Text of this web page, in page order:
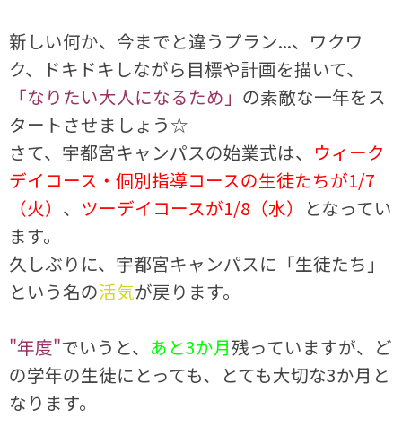
新しい何か、今までと違うプラン...、ワクワ
ク、ドキドキしながら目標や計画を描いて、
「なりたい大人になるため」 の素敵な一年をス
タートさせましょう☆
さて、宇都宮キャンパスの始業式は、 ウィーク
デイコース・個別指導コースの生徒たちが1/7
（火） 、 ツーデイコースが1/8（水）
となってい
ます。
久しぶりに、宇都宮キャンパスに「生徒たち」
という名の活気が戻ります。
"年度"でいうと、 あと3か月残っていますが、ど
の学年の生徒にとっても、とても大切な3か月と
なります。